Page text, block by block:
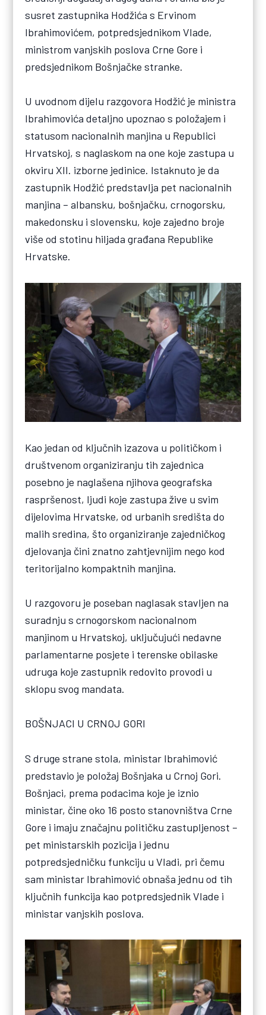
susret zastupnika Hodžića s Ervinom
Ibrahimovićem, potpredsjednikom Vlade,
ministrom vanjskih poslova Crne Gore i
predsjednikom Bošnjačke stranke.
U uvodnom dijelu razgovora Hodžić je ministra
Ibrahimovića detaljno upoznao s položajem i
statusom nacionalnih manjina u Republici
Hrvatskoj, s naglaskom na one koje zastupa u
okviru XII. izborne jedinice. Istaknuto je da
zastupnik Hodžić predstavlja pet nacionalnih
manjina – albansku, bošnjačku, crnogorsku,
makedonsku i slovensku, koje zajedno broje
više od stotinu hiljada građana Republike
Hrvatske.
Kao jedan od ključnih izazova u političkom i
društvenom organiziranju tih zajednica
posebno je naglašena njihova geografska
raspršenost, ljudi koje zastupa žive u svim
dijelovima Hrvatske, od urbanih središta do
malih sredina, što organiziranje zajedničkog
djelovanja čini znatno zahtjevnijim nego kod
teritorijalno kompaktnih manjina.
U razgovoru je poseban naglasak stavljen na
suradnju s crnogorskom nacionalnom
manjinom u Hrvatskoj, uključujući nedavne
parlamentarne posjete i terenske obilaske
udruga koje zastupnik redovito provodi u
sklopu svog mandata.
BOŠNJACI U CRNOJ GORI
S druge strane stola, ministar Ibrahimović
predstavio je položaj Bošnjaka u Crnoj Gori.
Bošnjaci, prema podacima koje je iznio
ministar, čine oko 16 posto stanovništva Crne
Gore i imaju značajnu političku zastupljenost –
pet ministarskih pozicija i jednu
potpredsjedničku funkciju u Vladi, pri čemu
sam ministar Ibrahimović obnaša jednu od tih
ključnih funkcija kao potpredsjednik Vlade i
ministar vanjskih poslova.